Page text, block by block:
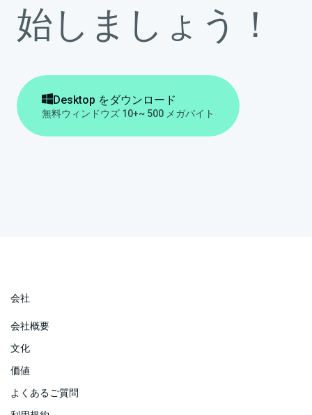
始しましょう！
Desktop をダウンロード
無料ウィンドウズ 10+~ 500 メガバイト
会社
会社概要
文化
価値
よくあるご質問